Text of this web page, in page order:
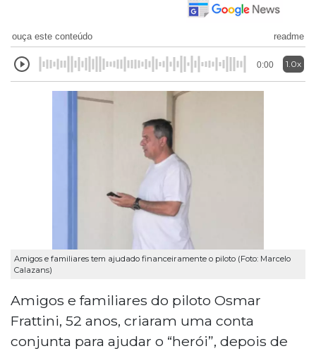
ouça este conteúdo readme
0:00 1.0x
Amigos e familiares tem ajudado financeiramente o piloto (Foto: Marcelo
Calazans)
Amigos e familiares do piloto Osmar
Frattini, 52 anos, criaram uma conta
conjunta para ajudar o “herói”, depois de